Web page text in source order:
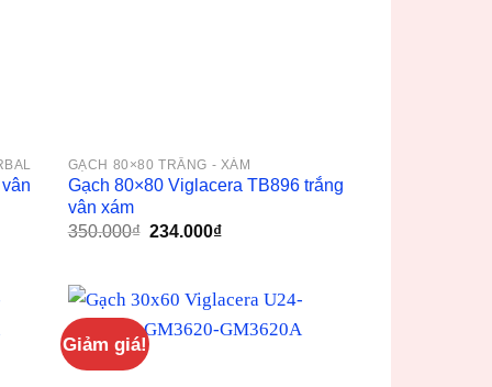
GẠCH 80×80 TRẮNG - XÁM
Gạch 80×80 Viglacera TB896 trắng
vân xám
350.000₫ Giá
234.000₫Giá
234.000₫.
Giảm giá!